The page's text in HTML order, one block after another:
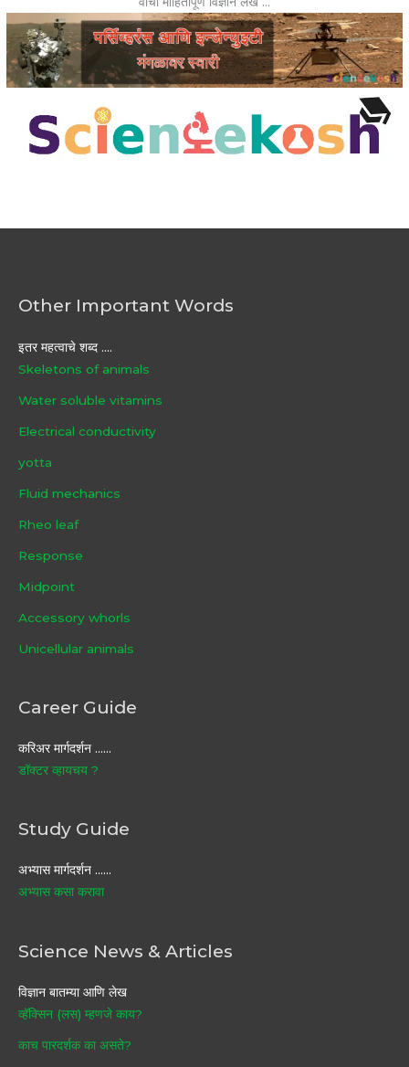
Other Important Words
इतर महत्वाचे शब्द ....
Skeletons of animals
Water soluble vitamins
Electrical conductivity
yotta
Fluid mechanics
Rheo leaf
Response
Midpoint
Accessory whorls
Unicellular animals
Career Guide
करिअर मार्गदर्शन ……
डॉक्टर व्हायचय ?
Study Guide
अभ्यास मार्गदर्शन ……
अभ्यास कसा करावा
Science News & Articles
विज्ञान बातम्या आणि लेख
व्हॅक्सिन (लस) म्हणजे काय?
काच पारदर्शक का असते?